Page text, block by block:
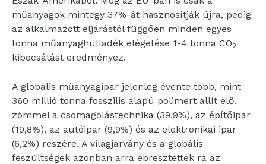
műanyagok mintegy 37%-át hasznosítják újra, pedig
az alkalmazott eljárástól függően minden egyes
tonna műanyaghulladék elégetése 1-4 tonna CO2
kibocsátást eredményez.
A globális műanyagipar jelenleg évente több, mint
360 millió tonna fosszilis alapú polimert állít elő,
zömmel a csomagolástechnika (39,9%), az építőipar
(19,8%), az autóipar (9,9%) és az elektronikai ipar
(6,2%) részére. A világjárvány és a globális
feszültségek azonban arra ébresztették rá az